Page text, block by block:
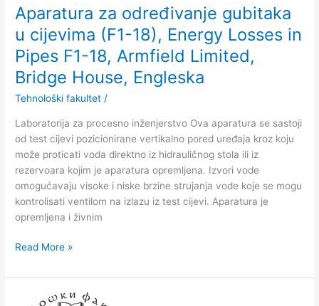
Aparatura za određivanje gubitaka
u cijevima (F1-18), Energy Losses in
Pipes F1-18, Armfield Limited,
Bridge House, Engleska
Tehnološki fakultet /
Laboratorija za procesno inženjerstvo Ova aparatura se sastoji
od test cijevi pozicionirane vertikalno pored uređaja kroz koju
može proticati voda direktno iz hidrauličnog stola ili iz
rezervoara kojim je aparatura opremljena. Izvori vode
omogućavaju visoke i niske brzine strujanja vode koje se mogu
kontrolisati ventilom na izlazu iz test cijevi. Aparatura je
opremljena i živnim
Energy
Losses
in
Pipes
F1-
18,
Armfield
House,
Engleska
Read More »
Demonstrator